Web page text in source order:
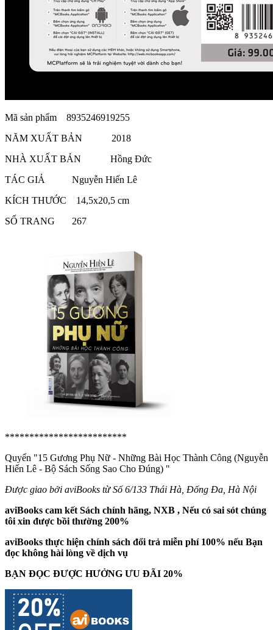
Mã sản phẩm 8935246919255
NĂM XUẤT BẢN 2018
NHÀ XUẤT BẢN Hồng Đức
TÁC GIẢ Nguyễn Hiến Lê
KÍCH THƯỚC 14,5x20,5 cm
SỐ TRANG 267
*************************
Quyển "15 Gương Phụ Nữ - Những Bài Học Thành Công (Nguyễn
Hiến Lê - Bộ Sách Sống Sao Cho Đúng) "
Được giao bởi aviBooks từ Số 6/133 Thái Hà, Đống Đa, Hà Nội
aviBooks cam kết Sách chính hãng, NXB , Nếu có sai sót chúng
tôi xin được bồi thường 200%
aviBooks thực hiện chính sách đổi trả miễn phí 100% nếu Bạn
đọc không hài lòng về dịch vụ
BẠN ĐỌC ĐƯỢC HƯỞNG ƯU ĐÃI 20%